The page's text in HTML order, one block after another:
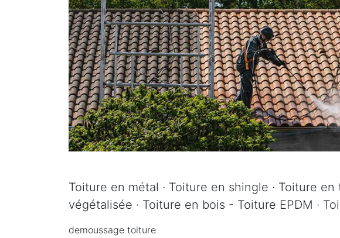
Toiture en métal · Toiture en shingle · Toiture
végétalisée · Toiture en bois - Toiture EPDM ·
demoussage toiture